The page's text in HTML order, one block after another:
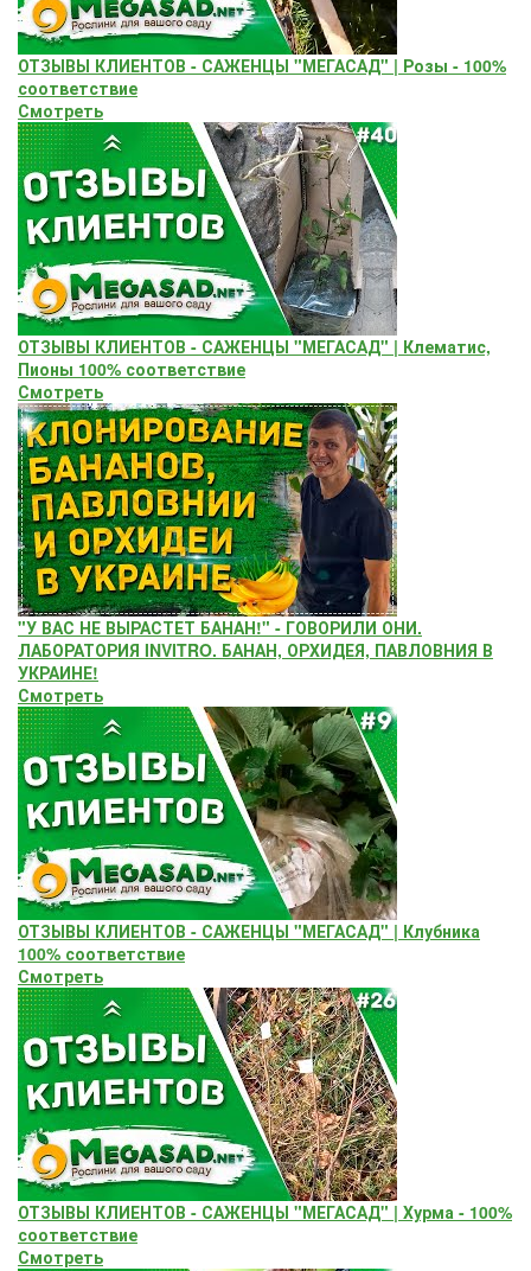
ОТЗЫВЫ КЛИЕНТОВ - САЖЕНЦЫ "МЕГАСАД" | Розы - 100%
соответствие
Смотреть
ОТЗЫВЫ КЛИЕНТОВ - САЖЕНЦЫ "МЕГАСАД" | Клематис,
Пионы 100% соответствие
Смотреть
"У ВАС НЕ ВЫРАСТЕТ БАНАН!" - ГОВОРИЛИ ОНИ.
ЛАБОРАТОРИЯ INVITRO. БАНАН, ОРХИДЕЯ, ПАВЛОВНИЯ В
УКРАИНЕ!
Смотреть
ОТЗЫВЫ КЛИЕНТОВ - САЖЕНЦЫ "МЕГАСАД" | Клубника
100% соответствие
Смотреть
ОТЗЫВЫ КЛИЕНТОВ - САЖЕНЦЫ "МЕГАСАД" | Хурма - 100%
соответствие
Смотреть